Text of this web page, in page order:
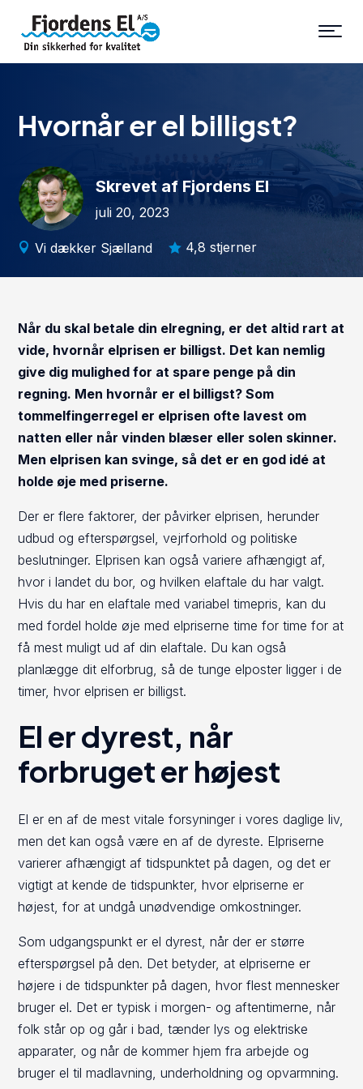
Hvornår er el billigst?
Skrevet af Fjordens El
juli 20, 2023
 Vi dækker Sjælland  4,8 stjerner
Når du skal betale din elregning, er det altid rart at
vide, hvornår elprisen er billigst. Det kan nemlig
give dig mulighed for at spare penge på din
regning. Men hvornår er el billigst? Som
tommelfingerregel er elprisen ofte lavest om
natten eller når vinden blæser eller solen skinner.
Men elprisen kan svinge, så det er en god idé at
holde øje med priserne.
Der er flere faktorer, der påvirker elprisen, herunder
udbud og efterspørgsel, vejrforhold og politiske
beslutninger. Elprisen kan også variere afhængigt af,
hvor i landet du bor, og hvilken elaftale du har valgt.
Hvis du har en elaftale med variabel timepris, kan du
med fordel holde øje med elpriserne time for time for at
få mest muligt ud af din elaftale. Du kan også
planlægge dit elforbrug, så de tunge elposter ligger i de
timer, hvor elprisen er billigst.
El er dyrest, når
forbruget er højest
El er en af de mest vitale forsyninger i vores daglige liv,
men det kan også være en af de dyreste. Elpriserne
varierer afhængigt af tidspunktet på dagen, og det er
vigtigt at kende de tidspunkter, hvor elpriserne er
højest, for at undgå unødvendige omkostninger.
Som udgangspunkt er el dyrest, når der er større
efterspørgsel på den. Det betyder, at elpriserne er
højere i de tidspunkter på dagen, hvor flest mennesker
bruger el. Det er typisk i morgen- og aftentimerne, når
folk står op og går i bad, tænder lys og elektriske
apparater, og når de kommer hjem fra arbejde og
bruger el til madlavning, underholdning og opvarmning.